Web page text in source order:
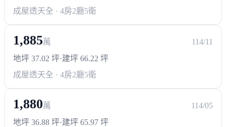
成屋透天全 · 4房2廳5衛
1,885萬
114/11
地坪 37.02 坪·建坪 66.22 坪
成屋透天全 · 4房2廳5衛
1,880萬
114/05
地坪 36.88 坪·建坪 65.97 坪